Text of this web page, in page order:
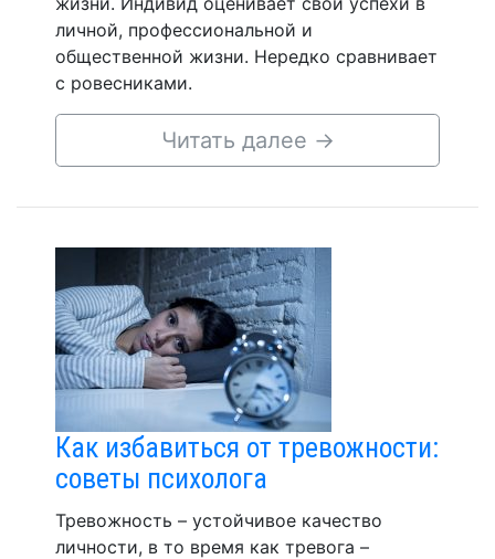
личной, профессиональной и
общественной жизни. Нередко сравнивает
с ровесниками.
Читать далее →
Как избавиться от тревожности:
советы психолога
Тревожность – устойчивое качество
личности, в то время как тревога –